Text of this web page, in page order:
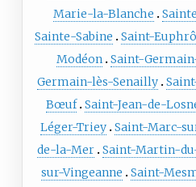
Marie-la-Blanche
Sainte-Sabine
Saint-
Modéon Saint-
Germain-lès-Senailly
Bœuf Saint-Jean-de-
Léger-Triey Saint-Marc-
de-la-Mer Saint-Martin-
sur-Vingeanne
Saint-